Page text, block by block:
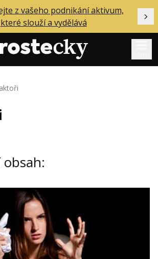
z vašeho podnikání aktivum,
které slouží a vydělává